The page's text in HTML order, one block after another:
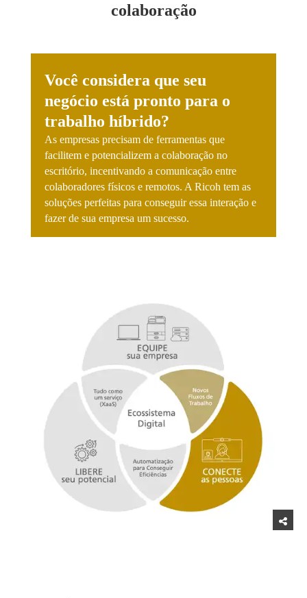
Você considera que seu
negócio está pronto para o
trabalho híbrido?
As empresas precisam de ferramentas que
facilitem e potencializem a colaboração no
escritório, incentivando a comunicação entre
colaboradores físicos e remotos. A Ricoh tem as
soluções perfeitas para conseguir essa interação e
fazer de sua empresa um sucesso.
colaboração